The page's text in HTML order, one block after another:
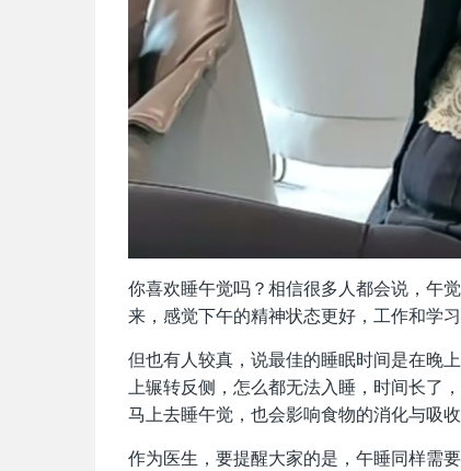
你喜欢睡午觉吗？相信很多人都会说，午
来，感觉下午的精神状态更好，工作和学习
但也有人较真，说最佳的睡眠时间是在晚
上辗转反侧，怎么都无法入睡，时间长了
马上去睡午觉，也会影响食物的消化与吸收
作为医生，要提醒大家的是，午睡同样需